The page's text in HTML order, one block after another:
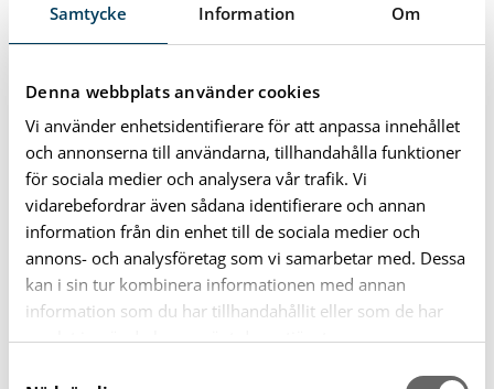
Samtycke Information Om
Denna webbplats använder cookies
Vi använder enhetsidentifierare för att anpassa innehållet
och annonserna till användarna, tillhandahålla funktioner
för sociala medier och analysera vår trafik. Vi
vidarebefordrar även sådana identifierare och annan
information från din enhet till de sociala medier och
annons- och analysföretag som vi samarbetar med. Dessa
kan i sin tur kombinera informationen med annan
information som du har tillhandahållit eller som de har
samlat in när du har använt deras tjänster.
Sparbanken i Karlshamn har avtalat om produkter som
– Efter samarbetet med HerBox och Olofströms
kommun känns det verkligen kul att vi även kan
möjliggöra detta för elever i Karlshamns kommun och se
till att Ungdomsrådets förslag förverkligas. Det här är ett
initiativ som ligger i linje med våra värderingar om att
stötta det lokala samhället och skapa bättre
förutsättningar för alla ungdomar, säger Per
Richardsson, vd på Sparbanken i Karlshamn.